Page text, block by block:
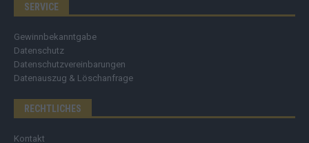
SERVICE
Gewinnbekanntgabe
Datenschutz
Datenschutzvereinbarungen
Datenauszug & Löschanfrage
RECHTLICHES
Kontakt